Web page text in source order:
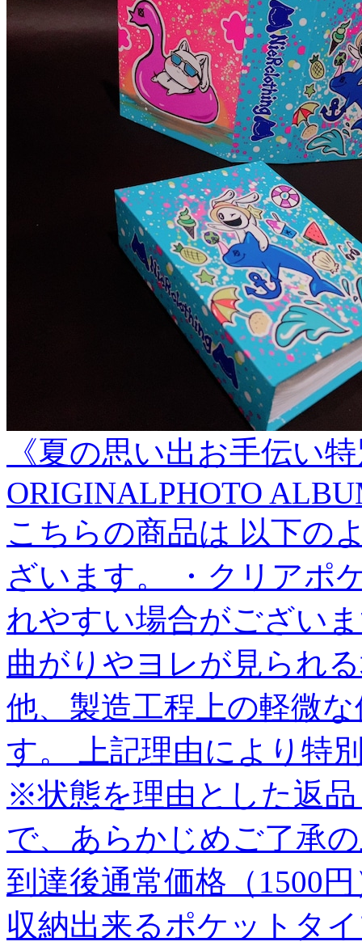
《夏の思い出お手伝い
ORIGINALPHOTO
こちらの商品は 以下の
ざいます。 ・クリアポ
れやすい場合がござい
曲がりやヨレが見られ
他、製造工程上の軽微
す。 上記理由により特
※状態を理由とした返
で、あらかじめご了承
到達後通常価格（1500
収納出来るポケットタ